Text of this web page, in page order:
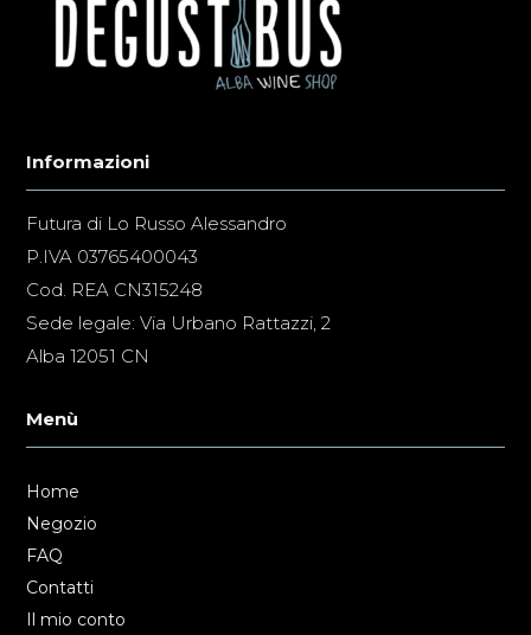
Informazioni
Futura di Lo Russo Alessandro
P.IVA 03765400043
Cod. REA CN315248
Sede legale: Via Urbano Rattazzi, 2
Alba 12051 CN
Menù
Home
Negozio
FAQ
Contatti
Il mio conto